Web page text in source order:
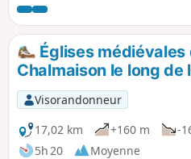
cadre rafraîchissant, le village
également un patrimoine
Églises médiévales
Chalmaison le long de
Visorandonneur
17,02 km
+160 m
-
5h 20
Moyenne